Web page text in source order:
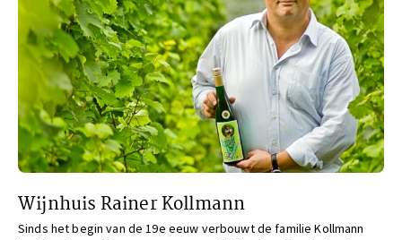
Wijnhuis Rainer Kollmann
Sinds het begin van de 19e eeuw verbouwt de familie Kollmann